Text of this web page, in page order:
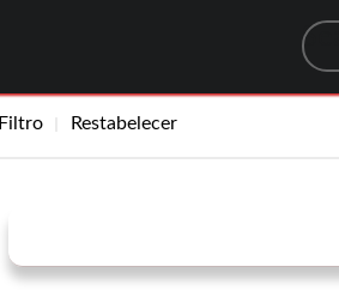
Filtro Restabelecer